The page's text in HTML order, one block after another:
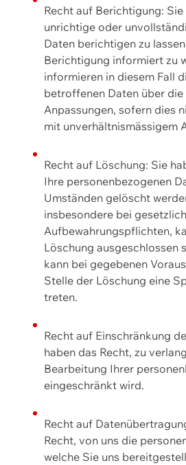
Recht auf Berichtigung: Sie
unrichtige oder
Daten berichtigen zu
Berichtigung informiert zu
informieren in diesem Fall
betroffenen Daten über
Anpassungen, sofern dies
mit unverhältnismässigem
Recht auf Löschung: Sie
Ihre personenbezogenen
Umständen gelöscht
insbesondere bei
Aufbewahrungspflichten,
Löschung ausgeschlossen
kann bei gegebenen
Stelle der Löschung eine
treten.
Recht auf Einschränkung
haben das Recht, zu
Bearbeitung Ihrer
eingeschränkt wird.
Recht auf
Recht, von uns die
welche Sie uns